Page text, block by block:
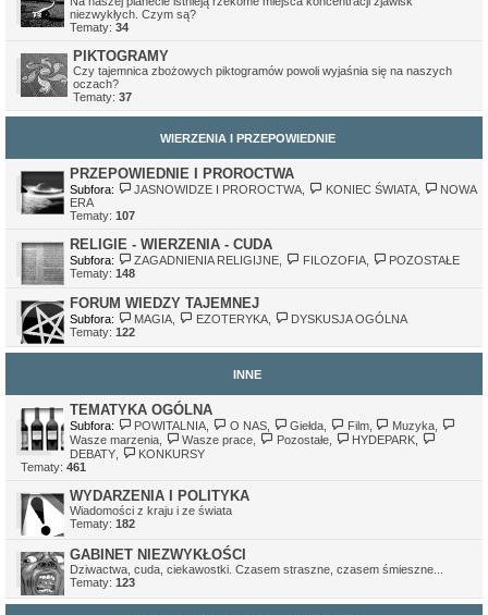
niezwykłych. Czym są?
Tematy: 34
PIKTOGRAMY
Czy tajemnica zbożowych piktogramów powoli wyjaśnia się na naszych
oczach?
Tematy: 37
WIERZENIA I PRZEPOWIEDNIE
PRZEPOWIEDNIE I PROROCTWA
Subfora: JASNOWIDZE I PROROCTWA KONIEC ŚWIATA,
NOWA
ERA
Tematy: 107
RELIGIE - WIERZENIA - CUDA
Subfora: ZAGADNIENIA RELIGIJNE FILOZOFIA,
POZOSTAŁE
Tematy: 148
FORUM WIEDZY TAJEMNEJ
Subfora: MAGIA EZOTERYKA,
DYSKUSJA OGÓLNA
Tematy: 122
INNE
TEMATYKA OGÓLNA
Subfora: POWITALNIA O NAS, Giełda Film, Muzyka
Wasze marzenia
Wasze prace Pozostałe, HYDEPARK
DEBATY
KONKURSY
Tematy: 461
WYDARZENIA I POLITYKA
Wiadomości z kraju i ze świata
Tematy: 182
GABINET NIEZWYKŁOŚCI
Dziwactwa, cuda, ciekawostki. Czasem straszne, czasem śmieszne...
Tematy: 123